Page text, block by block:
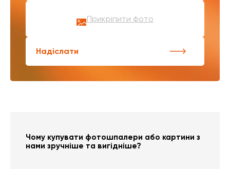
Прикріпити фото
Надіслати
Чому купувати фотошпалери або картини з
нами зручніше та вигідніше?